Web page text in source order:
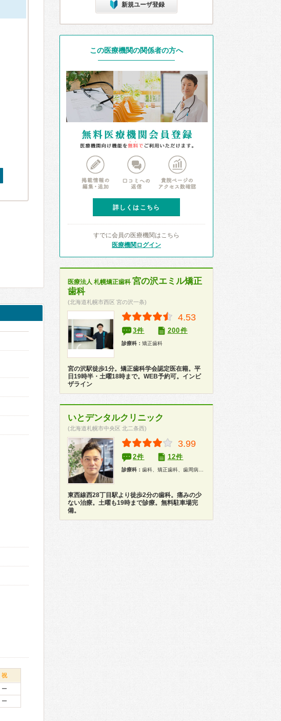
祝
ー
ー
新規ユーザ登録
この医療機関の関係者の方へ
詳しくはこちら
すでに会員の医療機関はこちら
医療機関ログイン
医療法人 札幌矯正歯科宮の沢エミル矯正
歯科
(北海道札幌市西区 宮の沢一条)
4.53
3件 200件
診療科： 矯正歯科
宮の沢駅徒歩1分。矯正歯科学会認定医在籍。平
日19時半・土曜18時まで。WEB予約可。インビ
ザライン
いとデンタルクリニック
(北海道札幌市中央区 北二条西)
3.99
2件 12件
診療科： 歯科、矯正歯科、歯周病科、小児歯科、歯科口腔外科、インプラント、ホワイトニング
東西線西28丁目駅より徒歩2分の歯科。痛みの少
ない治療。土曜も19時まで診療。無料駐車場完
備。